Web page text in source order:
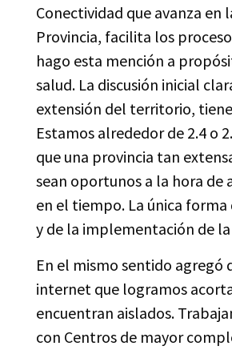
Conectividad que avanza
Provincia, facilita los
hago esta mención a
salud. La discusión inicial
extensión del territorio,
Estamos alrededor de 2.4 o
que una provincia tan
sean oportunos a la hora de
en el tiempo. La única
y de la implementación de la
En el mismo sentido agregó
internet que logramos
encuentran aislados.
con Centros de mayor